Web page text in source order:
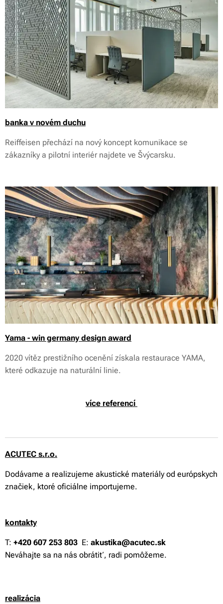
banka v novém duchu
Reiffeisen přechází na nový koncept komunikace se
zákazníky a pilotní interiér najdete ve Švýcarsku.
Yama - win germany design award
2020 vítěz prestižního ocenění získala restaurace YAMA,
které odkazuje na naturální linie.
více referencí
ACUTEC s.r.o.
Dodávame a realizujeme akustické materiály od európskych
značiek, ktoré oficiálne importujeme.
kontakty
T: +420 607 253 803 E: akustika@acutec.sk
Neváhajte sa na nás obrátiť, radi pomôžeme.
realizácia